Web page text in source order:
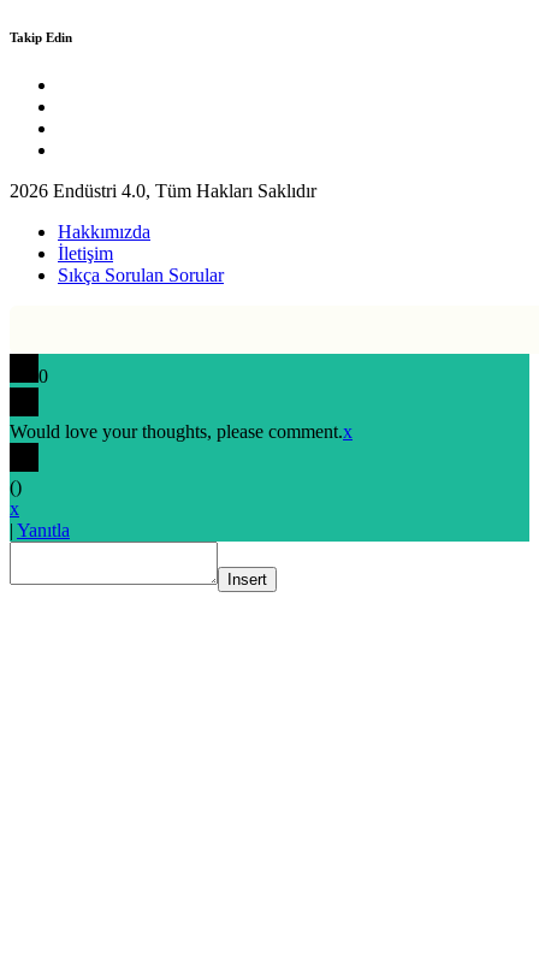
Takip Edin
2026 Endüstri 4.0, Tüm Hakları Saklıdır
Hakkımızda
İletişim
Sıkça Sorulan Sorular
0
Would love your thoughts, please comment.x
()
x
| Yanıtla
Insert